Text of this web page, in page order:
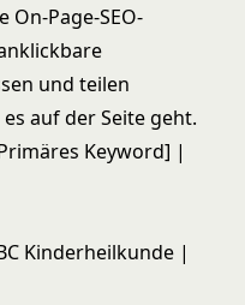
On-Page-SEO-
und teilen
auf der Seite geht.
Keyword] |
Kinderheilkunde |